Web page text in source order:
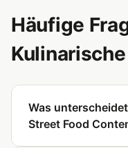
Häufige
Was
Street Food